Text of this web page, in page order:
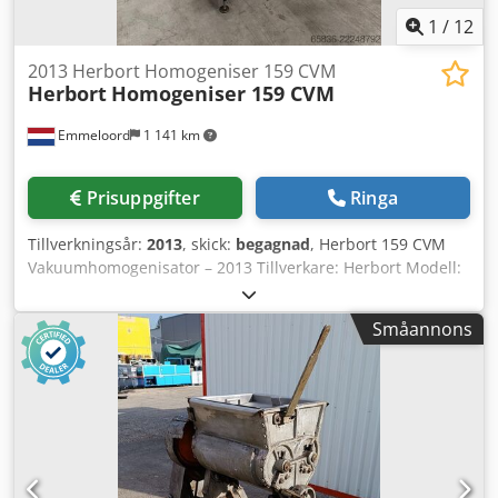
1 / 12
Emmeloord 1 141 km
2013 Herbort Homogeniser 159 CVM
Herbort Homogeniser 159 CVM
Prisuppgifter Ringa
Tillverkningsår: 2013, skick: begagnad, Herbort 159 CVM
Vakuumhomogenisator – 2013 Tillverkare: Herbort Modell:
159 CVM Tillverkningsår: 2013 Maskinen har nyligen
genomgått en översyn Beskrivning Högkvalitativ Herbort
159 CVM vakuumhomogenisator för produktion av
homogena och dispergerade livsmedelsprodukter.
Maskinen är särskilt utvecklad för att blanda, dispergera
och homogenisera flytande till högviskosa produkter under
vakuum, vilket ger överlägsen produktkvalitet och förlängd
hållbarhet. Vakuumsystemet avlägsnar luft och syre under
bearbetningen, vilket motverkar skumbildning och
Småannons